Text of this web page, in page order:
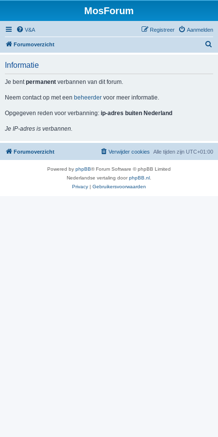
MosForum
V&A Aanmelden
Registreer
Forumoverzicht
Informatie
Je bentpermanent verbannen van dit forum.
Neem contact op met een beheerder voor meer informatie.
Opgegeven reden voor verbanning: ip-adres buiten Nederland
Je IP-adres is verbannen.
Forumoverzicht Alle tijden zijn UTC+01:00
Verwijder cookies
Powered by phpBB® Forum Software © phpBB Limited
Nederlandse vertaling doorphpBB.nl
Privacy | Gebruikersvoorwaarden